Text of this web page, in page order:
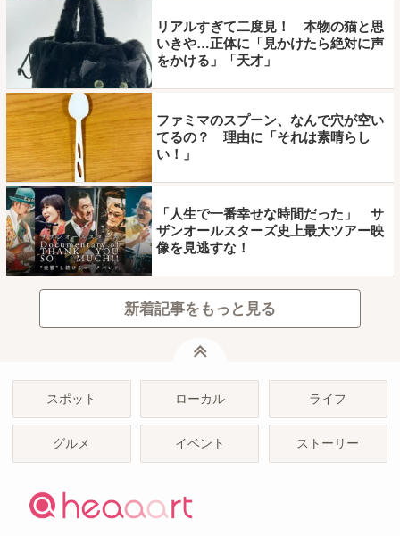
リアルすぎて二度見！ 本物の猫と思
いきや…正体に「見かけたら絶対に声
をかける」「天才」
ファミマのスプーン、なんで穴が空い
てるの？ 理由に「それは素晴らし
い！」
「人生で一番幸せな時間だった」 サ
ザンオールスターズ史上最大ツアー映
像を見逃すな！
新着記事をもっと見る
スポット ローカル ライフ
グルメ イベント ストーリー